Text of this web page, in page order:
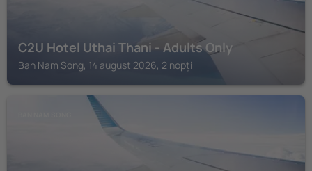
C2U Hotel Uthai Thani - Adults Only
Ban Nam Song, 14 august 2026, 2 nopți